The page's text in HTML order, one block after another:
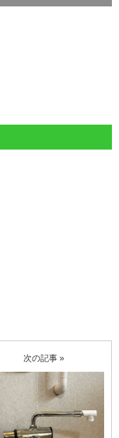
次の記事 »